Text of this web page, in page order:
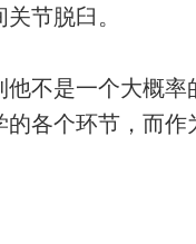
节脱臼。
不是一个大概
各个环节，而